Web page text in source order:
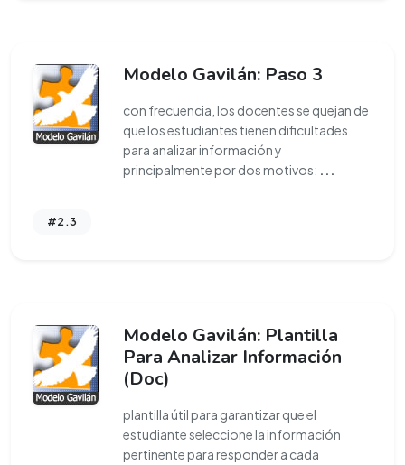
Modelo Gavilán: Paso 3
con frecuencia, los docentes se quejan de
que los estudiantes tienen dificultades
para analizar información y
principalmente por dos motivos: ...
#2.3
Modelo Gavilán: Plantilla
Para Analizar Información
(Doc)
plantilla útil para garantizar que el
estudiante seleccione la información
pertinente para responder a cada